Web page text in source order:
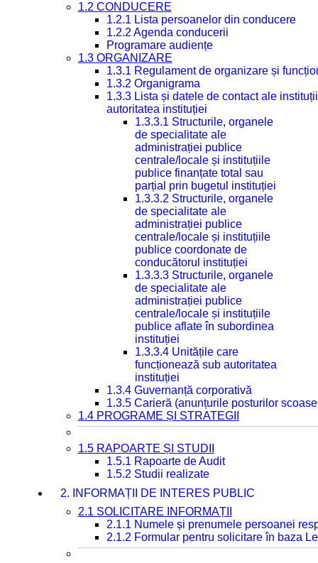
1.2 CONDUCERE
1.2.1 Lista persoanelor din conducere
1.2.2 Agenda conducerii
Programare audiențe
1.3 ORGANIZARE
1.3.1 Regulament de organizare și
1.3.2 Organigrama
1.3.3 Lista și datele de contact ale
autoritatea instituției
1.3.3.1 Structurile, organele
de specialitate ale
administrației publice
centrale/locale și instituțiile
publice finanțate total sau
parțial prin bugetul instituției
1.3.3.2 Structurile, organele
de specialitate ale
administrației publice
centrale/locale și instituțiile
publice coordonate de
conducătorul instituției
1.3.3.3 Structurile, organele
de specialitate ale
administrației publice
centrale/locale și instituțiile
publice aflate în subordinea
instituției
1.3.3.4 Unitățile care
funcționează sub autoritatea
instituției
1.3.4 Guvernanță corporativă
1.3.5 Carieră (anunțurile posturilor
1.4 PROGRAME ȘI STRATEGII
1.5 RAPOARTE ȘI STUDII
1.5.1 Rapoarte de Audit
1.5.2 Studii realizate
2. INFORMAȚII DE INTERES PUBLIC
2.1 SOLICITARE INFORMAȚII
2.1.1 Numele și prenumele persoanei
2.1.2 Formular pentru solicitare în baza